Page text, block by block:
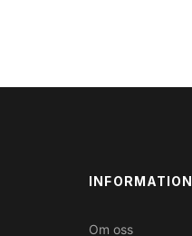
INFORMATION
Om oss